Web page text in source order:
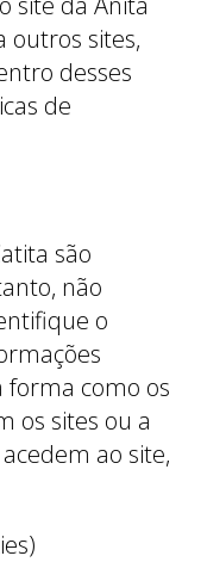
outros sites,
desses
de
são
não
o
forma como os
os sites ou a
ao site,